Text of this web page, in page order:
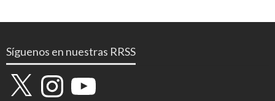
Síguenos en nuestras RRSS
X InstagramYouTube